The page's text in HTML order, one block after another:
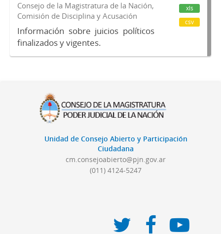
Consejo de la Magistratura de la Nación,
Comisión de Disciplina y Acusación
Información sobre juicios políticos
finalizados y vigentes.
xls
csv
Unidad de Consejo Abierto y Participación
Ciudadana
cm.consejoabierto@pjn.gov.ar
(011) 4124-5247